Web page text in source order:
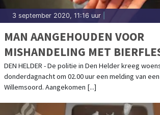
3 september 2020, 11:16 uur
MAN AANGEHOUDEN VOOR
MISHANDELING MET
HELDER
DEN HELDER - De politie in Den Helder kreeg
donderdagnacht om 02.00 uur een melding van
Willemsoord. Aangekomen [...]